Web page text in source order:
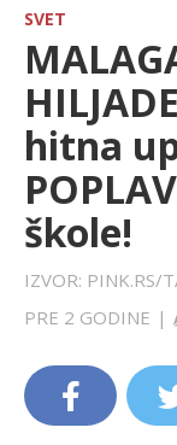
HRONIKA
FARMERI
TV
SPORT
LIFESTYLE
EXTRA
SVET
hitna
škole!
IZVOR: PINK.RS/
PRE 2 GODINE |